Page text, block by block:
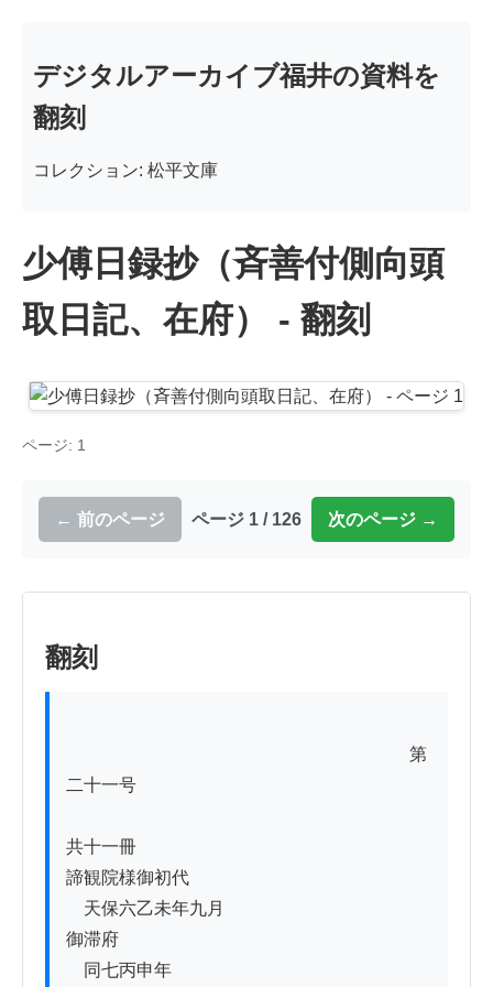
デジタルアーカイブ福井の資料を
翻刻
コレクション: 松平文庫
少傅日録抄（斉善付側向頭
取日記、在府） - 翻刻
ページ: 1
← 前のページ ページ 1 / 126 次のページ →
翻刻
二十一号
共十一冊
諦観院様御初代
天保六乙未年九月ゟ
御滞府
同七丙申年